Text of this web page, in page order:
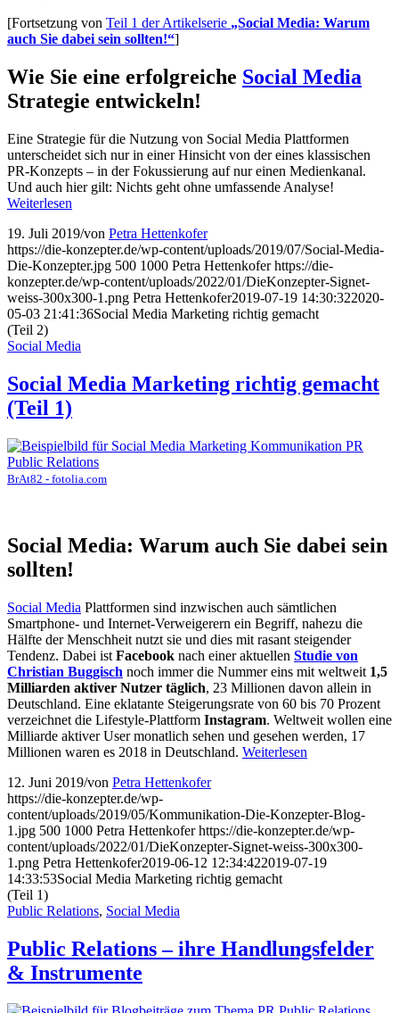
[Fortsetzung von Teil 1 der Artikelserie „Social Media: Warum
auch Sie dabei sein sollten!“]
Wie Sie eine erfolgreiche Social Media
Strategie entwickeln!
Eine Strategie für die Nutzung von Social Media Plattformen
unterscheidet sich nur in einer Hinsicht von der eines klassischen
PR-Konzepts – in der Fokussierung auf nur einen Medienkanal.
Und auch hier gilt: Nichts geht ohne umfassende Analyse!
Weiterlesen
19. Juli 2019/von Petra Hettenkofer
https://die-konzepter.de/wp-content/uploads/2019/07/Social-Media-
Die-Konzepter.jpg 500 1000 Petra Hettenkofer https://die-
konzepter.de/wp-content/uploads/2022/01/DieKonzepter-Signet-
weiss-300x300-1.png Petra Hettenkofer2019-07-19 14:30:322020-
05-03 21:41:36Social Media Marketing richtig gemacht
(Teil 2)
Social Media
Social Media Marketing richtig gemacht
(Teil 1)
BrAt82 - fotolia.com
Social Media: Warum auch Sie dabei sein
sollten!
Social Media Plattformen sind inzwischen auch sämtlichen
Smartphone- und Internet-Verweigerern ein Begriff, nahezu die
Hälfte der Menschheit nutzt sie und dies mit rasant steigender
Tendenz. Dabei ist Facebook nach einer aktuellen Studie von
Christian Buggisch noch immer die Nummer eins mit weltweit 1,5
Milliarden aktiver Nutzer täglich, 23 Millionen davon allein in
Deutschland. Eine eklatante Steigerungsrate von 60 bis 70 Prozent
verzeichnet die Lifestyle-Plattform Instagram. Weltweit wollen eine
Milliarde aktiver User monatlich sehen und gesehen werden, 17
Millionen waren es 2018 in Deutschland. Weiterlesen
12. Juni 2019/von Petra Hettenkofer
https://die-konzepter.de/wp-
content/uploads/2019/05/Kommunikation-Die-Konzepter-Blog-
1.jpg 500 1000 Petra Hettenkofer https://die-konzepter.de/wp-
content/uploads/2022/01/DieKonzepter-Signet-weiss-300x300-
1.png Petra Hettenkofer2019-06-12 12:34:422019-07-19
14:33:53Social Media Marketing richtig gemacht
(Teil 1)
Public Relations, Social Media
Public Relations – ihre Handlungs­felder
& Instru­mente